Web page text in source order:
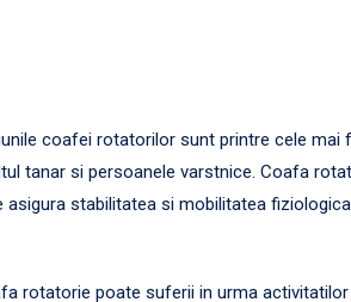
coafei rotatorilor sunt printre cele mai
tanar si persoanele varstnice. Coafa
asigura stabilitatea si mobilitatea
rotatorie poate suferii in urma